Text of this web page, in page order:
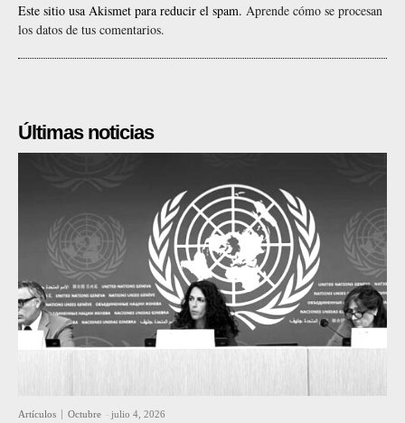
Este sitio usa Akismet para reducir el spam. Aprende cómo se procesan
los datos de tus comentarios.
Últimas noticias
Artículos Octubre - julio 4, 2026